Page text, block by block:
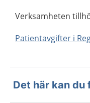
Verksamheten
Patientavgifter i
Det här kan du